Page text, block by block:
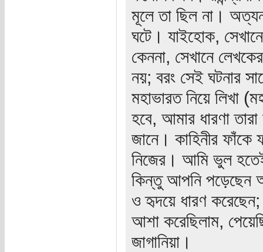
মূলে তা ছিল না।
ঘটে। যাইহোক,
কেননা, সেখানে
নয়; বরং সেই ঘটনার
মহাভারত নিয়ে লিখা
হবে, আমার ধারণা
জানে। কাহিনীর
নিজের। আমি ভুল
কিন্তু আপনি পড়েছেন
ও হৃদয়ে ধারণ
আশা করেছিলাম,
জাগানিয়া।